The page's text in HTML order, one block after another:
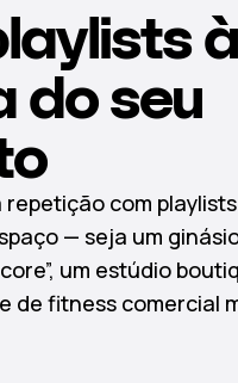
à
do seu
com playlists
— seja um
um estúdio
de fitness comercial